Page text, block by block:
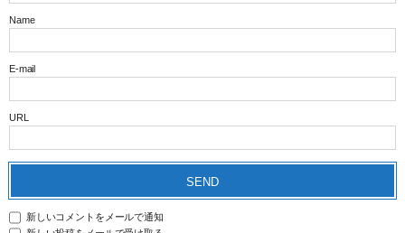
Name
E-mail
URL
新しいコメントをメールで通知